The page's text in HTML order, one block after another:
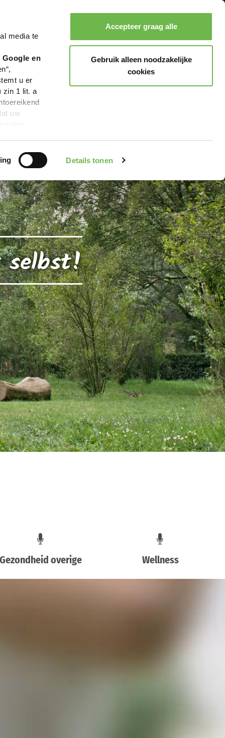
media te
en
u er
zin 1 lit. a
uw
Details tonen
Accepteer graag alle
Gebruik alleen noodzakelijke
cookies
Boeken Menu
selbst!
Gezondheid overige Wellness